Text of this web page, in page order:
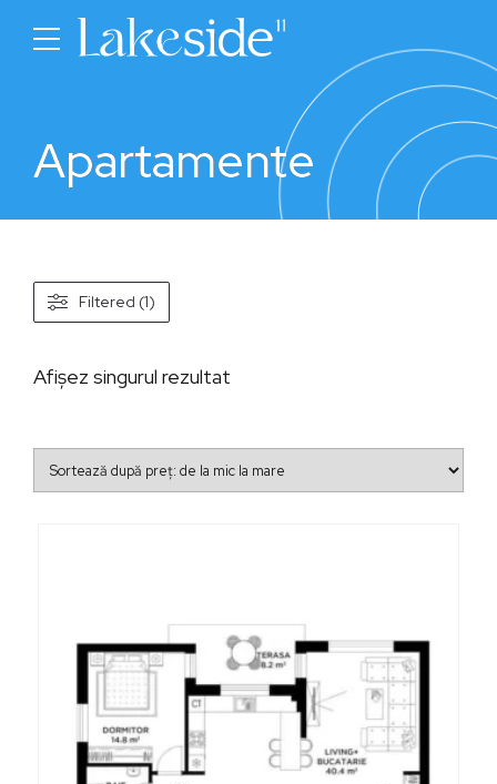
Apartamente
Afișez singurul rezultat
Filtered (1)